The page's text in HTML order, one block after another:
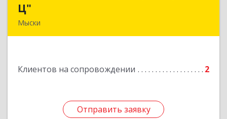
Ц"
Мыски
Клиентов на сопровождении 2
Отправить заявку
Подробнее
Отправить заявку